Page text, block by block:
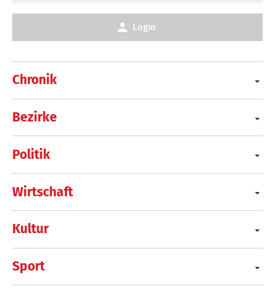
Chronik
Bezirke
Politik
Wirtschaft
Kultur
Sport
Login